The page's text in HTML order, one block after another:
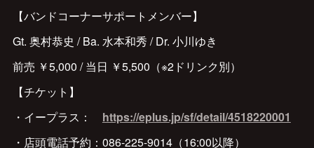
【バンドコーナーサポートメンバー】
Gt. 奥村恭史 / Ba. 水本和秀 / Dr. 小川ゆき
前売 ￥5,000 / 当日 ￥5,500（※2ドリンク別）
【チケット】
・イープラス： https://eplus.jp/sf/detail/4518220001
・店頭電話予約：086-225-9014（16:00以降）